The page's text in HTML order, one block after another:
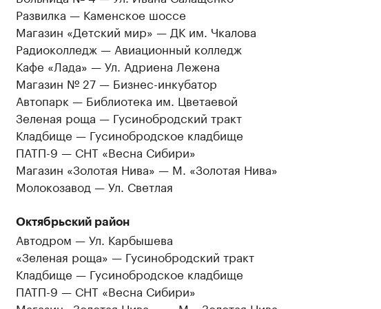
Развилка — Каменское шоссе
Магазин «Детский мир» — ДК им. Чкалова
Радиоколледж — Авиационный колледж
Кафе «Лада» — Ул. Адриена Лежена
Магазин № 27 — Бизнес-инкубатор
Автопарк — Библиотека им. Цветаевой
Зеленая роща — Гусинобродский тракт
Кладбище — Гусинобродское кладбище
ПАТП-9 — СНТ «Весна Сибири»
Магазин «Золотая Нива» — М. «Золотая Нива»
Молокозавод — Ул. Светлая
Октябрьский район
Автодром — Ул. Карбышева
«Зеленая роща» — Гусинобродский тракт
Кладбище — Гусинобродское кладбище
ПАТП-9 — СНТ «Весна Сибири»